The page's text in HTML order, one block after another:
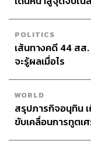
POLITICS
เส้นทางคดี 44 สส
จะรู้ผลเมื่อไร
WORLD
สรุปภารกิจอนุทิน
ขับเคลื่อนการทูตเ